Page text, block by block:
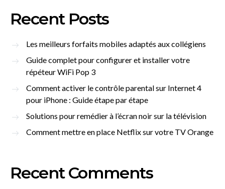
Recent Posts
Les meilleurs forfaits mobiles adaptés aux collégiens
Guide complet pour configurer et installer votre
répéteur WiFi Pop 3
Comment activer le contrôle parental sur Internet 4
pour iPhone : Guide étape par étape
Solutions pour remédier à l’écran noir sur la télévision
Comment mettre en place Netflix sur votre TV Orange
Recent Comments